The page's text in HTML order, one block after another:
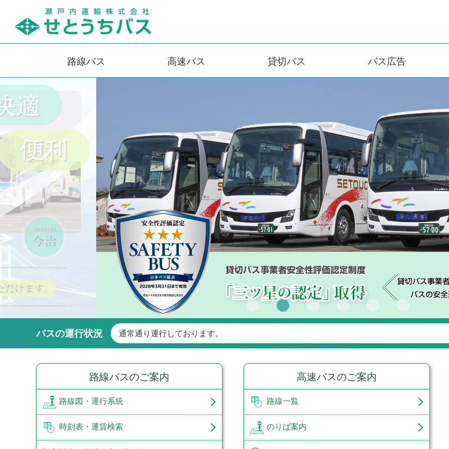
路線バス 高速バス 貸切バス バス広告
バスの運行状況 通常通り運行しております。
路線バスのご案内
路線図・運行系統
時刻表・運賃検索
高速バスのご案内
路線一覧
のりば案内